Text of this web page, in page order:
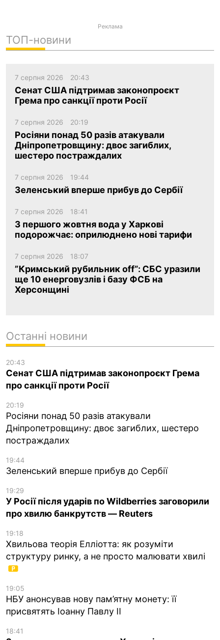
Реклама
ТОП-новини
7 серпня 2026 20:43
Сенат США підтримав законопроєкт
Грема про санкції проти Росії
7 серпня 2026 20:19
Росіяни понад 50 разів атакували
Дніпропетровщину: двоє загиблих,
шестеро постраждалих
7 серпня 2026 19:44
Зеленський вперше прибув до Сербії
7 серпня 2026 18:41
З першого жовтня вода у Харкові
подорожчає: оприлюднено нові тарифи
7 серпня 2026 18:07
”Кримський рубильник off”: СБС уразили
ще 10 енерговузлів і базу ФСБ на
Херсонщині
Останні новини
20:43
Сенат США підтримав законопроєкт Грема
про санкції проти Росії
20:19
Росіяни понад 50 разів атакували
Дніпропетровщину: двоє загиблих, шестеро
постраждалих
19:44
Зеленський вперше прибув до Сербії
19:29
У Росії після ударів по Wildberries заговорили
про хвилю банкрутств — Reuters
19:18
Хвильова теорія Елліотта: як розуміти
структуру ринку, а не просто малювати хвилі
19:05
НБУ анонсував нову пам’ятну монету: її
присвятять Іоанну Павлу II
18:41